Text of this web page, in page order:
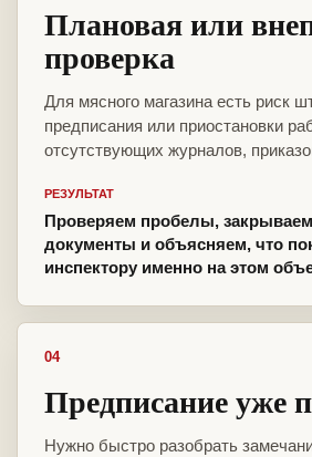
Плановая или
проверка
Для мясного магазина есть риск
предписания или приостановки
отсутствующих журналов,
РЕЗУЛЬТАТ
Проверяем пробелы,
документы и объясняем, что
инспектору именно на этом
04
Предписание уже
Нужно быстро разобрать